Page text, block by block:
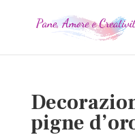
pigne